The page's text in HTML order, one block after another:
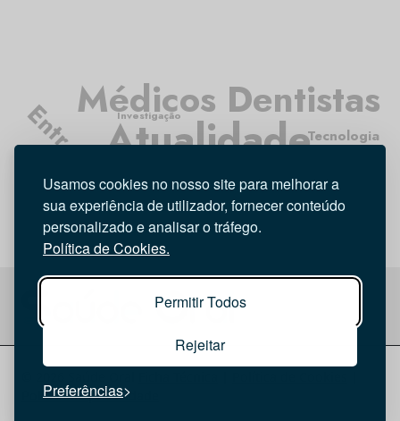
Usamos cookies no nosso site para melhorar a
sua experiência de utilizador, fornecer conteúdo
personalizado e analisar o tráfego.
Política de Cookies.
Permitir Todos
Rejeitar
Preferências
Atualidade
Médicos Dentistas
Higiene Oral
Entrevista Opinião
Tecnologia
Investigação
Política de privacidade